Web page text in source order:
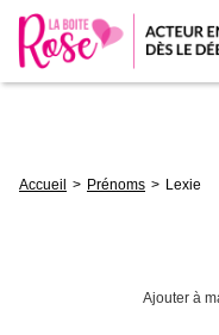
d'Ariane
Accueil Prénoms Lexie
Ajouter à